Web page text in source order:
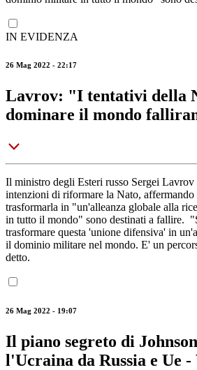
IN EVIDENZA
26 Mag 2022 - 22:17
Lavrov: "I tentativi della
dominare il mondo
Il ministro degli Esteri russo Sergei Lavrov
intenzioni di riformare la Nato,
trasformarla in "un'alleanza globale alla
in tutto il mondo" sono destinati a fallire.
trasformare questa 'unione difensiva' in
il dominio militare nel mondo. E' un
detto.
26 Mag 2022 - 19:07
Il piano segreto di
l'Ucraina da Russia e Ue